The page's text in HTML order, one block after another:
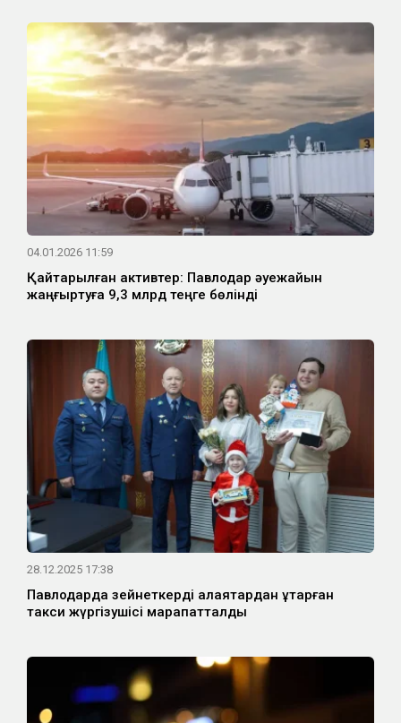
04.01.2026 11:59
Қайтарылған активтер: Павлодар әуежайын
жаңғыртуға 9,3 млрд теңге бөлінді
28.12.2025 17:38
Павлодарда зейнеткерді алаяқтардан құтқарған
такси жүргізушісі марапатталды